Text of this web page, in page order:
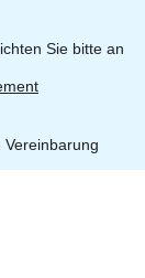
Sie bitte an
Vereinbarung